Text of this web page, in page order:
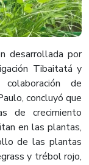
desarrollada por
Tibaitatá y
de
concluyó que
de crecimiento
en las plantas,
de las plantas
y trébol rojo,